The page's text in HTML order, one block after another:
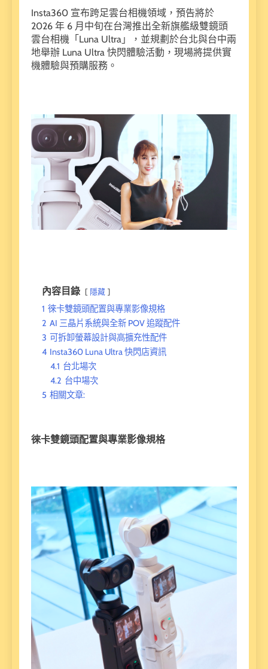
Insta360 宣布跨足雲台相機領域，預告將於
2026 年 6 月中旬在台灣推出全新旗艦級雙鏡頭
雲台相機「Luna Ultra」，並規劃於台北與台中兩
地舉辦 Luna Ultra 快閃體驗活動，現場將提供實
機體驗與預購服務。
內容目錄 隱藏
1 徠卡雙鏡頭配置與專業影像規格
2 AI 三晶片系統與全新 POV 追蹤配件
3 可拆卸螢幕設計與高擴充性配件
4 Insta360 Luna Ultra 快閃店資訊
4.1 台北場次
4.2 台中場次
5 相關文章:
徠卡雙鏡頭配置與專業影像規格